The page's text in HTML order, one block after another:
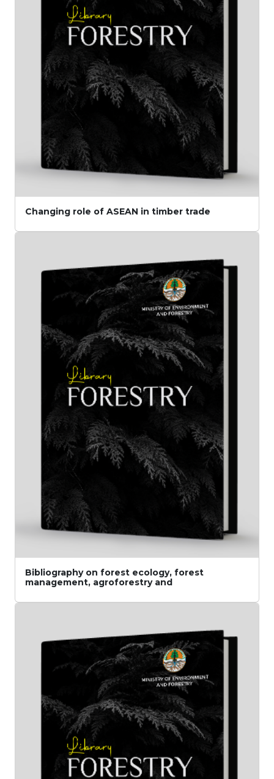
Changing role of ASEAN in timber trade
Bibliography on forest ecology, forest
management, agroforestry and